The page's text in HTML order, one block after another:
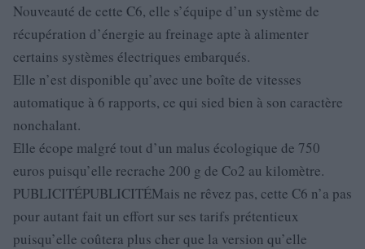
Nouveauté de cette C6, elle s’équipe d’un système de
récupération d’énergie au freinage apte à alimenter
certains systèmes électriques embarqués.
Elle n’est disponible qu’avec une boîte de vitesses
automatique à 6 rapports, ce qui sied bien à son caractère
nonchalant.
Elle écope malgré tout d’un malus écologique de 750
euros puisqu’elle recrache 200 g de Co2 au kilomètre.
PUBLICITÉPUBLICITÉMais ne rêvez pas, cette C6 n’a pas
pour autant fait un effort sur ses tarifs prétentieux
puisqu’elle coûtera plus cher que la version qu’elle